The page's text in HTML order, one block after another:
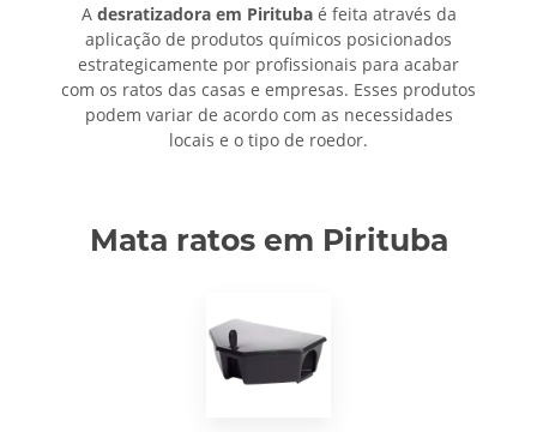
A desratizadora em Piritubaé feita através da
aplicação de produtos químicos posicionados
estrategicamente por profissionais para acabar
com os ratos das casas e empresas. Esses produtos
podem variar de acordo com as necessidades
locais e o tipo de roedor.
Mata ratos em Pirituba